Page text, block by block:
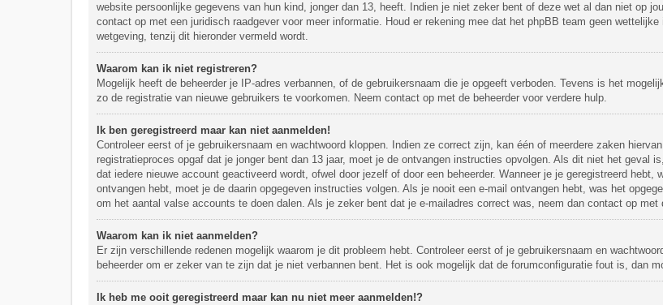
website persoonlijke gegevens van hun kind, jonger dan 13, heeft. Indien je niet zeker bent of deze wet al dan niet op
contact op met een juridisch raadgever voor meer informatie. Houd er rekening mee dat het phpBB team geen
wetgeving, tenzij dit hieronder vermeld wordt.
Waarom kan ik niet registreren?
Mogelijk heeft de beheerder je IP-adres verbannen, of de gebruikersnaam die je opgeeft verboden. Tevens is het
zo de registratie van nieuwe gebruikers te voorkomen. Neem contact op met de beheerder voor verdere hulp.
Ik ben geregistreerd maar kan niet aanmelden!
Controleer eerst of je gebruikersnaam en wachtwoord kloppen. Indien ze correct zijn, kan één of meerdere zaken
registratieproces opgaf dat je jonger bent dan 13 jaar, moet je de ontvangen instructies opvolgen. Als dit niet het geval
dat iedere nieuwe account geactiveerd wordt, ofwel door jezelf of door een beheerder. Wanneer je je geregistreerd
ontvangen hebt, moet je de daarin opgegeven instructies volgen. Als je nooit een e-mail ontvangen hebt, was het
om het aantal valse accounts te doen dalen. Als je zeker bent dat je e-mailadres correct was, neem dan contact op met
Waarom kan ik niet aanmelden?
Er zijn verschillende redenen mogelijk waarom je dit probleem hebt. Controleer eerst of je gebruikersnaam en
beheerder om er zeker van te zijn dat je niet verbannen bent. Het is ook mogelijk dat de forumconfiguratie fout is, dan
Ik heb me ooit geregistreerd maar kan nu niet meer aanmelden!?